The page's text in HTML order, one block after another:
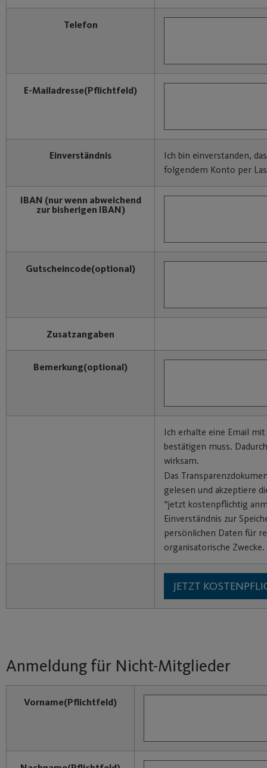
Telefon
E-Mailadresse(Pflichtfeld)
Einverständnis
Ich bin einverstanden,
folgendem Konto per
IBAN (nur wenn abweichend
zur bisherigen IBAN)
Gutscheincode(optional)
Zusatzangaben
Bemerkung(optional)
Ich erhalte eine Email
bestätigen muss.
wirksam.
Das
gelesen und akzeptiere
“jetzt kostenpflichtig
Einverständnis zur
persönlichen Daten für
organisatorische Zwecke.
Anmeldung für Nicht-Mitglieder
Vorname(Pflichtfeld)